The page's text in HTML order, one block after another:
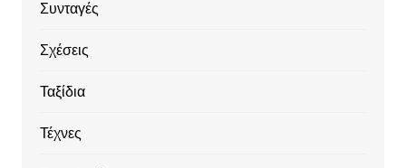
Συνταγές
Σχέσεις
Ταξίδια
Τέχνες